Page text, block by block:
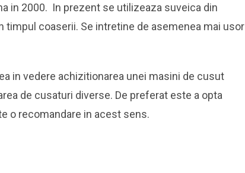
in 2000. In prezent se utilizeaza suveica din
coaserii. Se intretine de asemenea mai usor
in vedere achizitionarea unei masini de cusut
de cusaturi diverse. De preferat este a opta
o recomandare in acest sens.